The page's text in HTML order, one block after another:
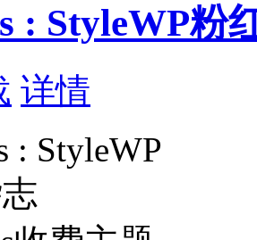
: StyleWP粉
详情